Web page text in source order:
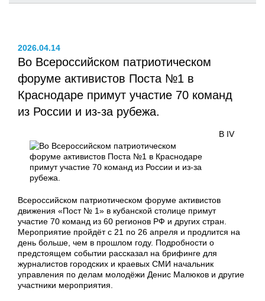
2026.04.14
Во Всероссийском патриотическом
форуме активистов Поста №1 в
Краснодаре примут участие 70 команд
из России и из-за рубежа.
В IV
Всероссийском патриотическом форуме активистов
движения «Пост № 1» в кубанской столице примут
участие 70 команд из 60 регионов РФ и других стран.
Мероприятие пройдёт с 21 по 26 апреля и продлится на
день больше, чем в прошлом году. Подробности о
предстоящем событии рассказал на брифинге для
журналистов городских и краевых СМИ начальник
управления по делам молодёжи Денис Малюков и другие
участники мероприятия.